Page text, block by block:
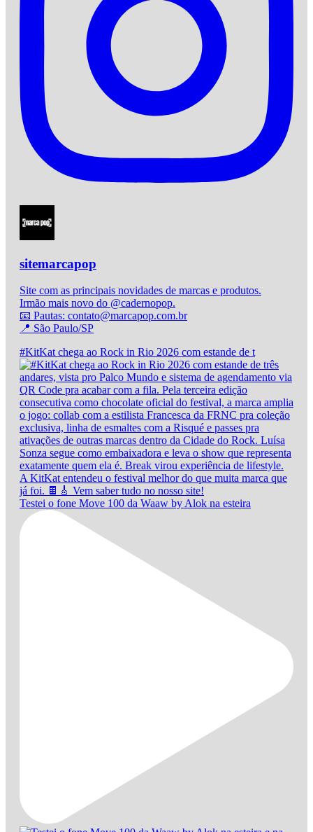
sitemarcapop
Site com as principais novidades de marcas e produtos.
Irmão mais novo do @cadernopop.
📧 Pautas: contato@marcapop.com.br
📍 São Paulo/SP
#KitKat chega ao Rock in Rio 2026 com estande de t
Testei o fone Move 100 da Waaw by Alok na esteira